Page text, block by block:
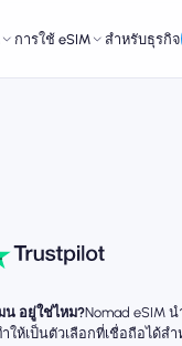
การใช้ eSIM สำหรับธุรกิจ
น อยู่ใช่ไหม?Nomad eSIM
ห้เป็นตัวเลือกที่เชื่อถือได้ส